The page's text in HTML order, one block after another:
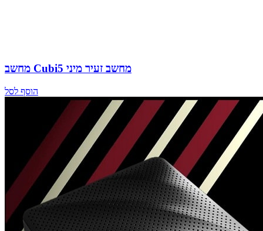
מחשב Cubi5 מחשב זעיר מיני
הוסף לסל